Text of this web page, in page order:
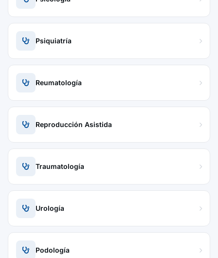
Psiquiatría
Reumatología
Reproducción Asistida
Traumatología
Urología
Podología